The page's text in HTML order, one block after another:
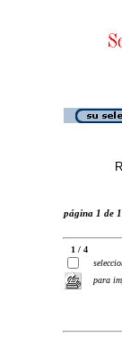
página 1 de 1
1 / 4
para